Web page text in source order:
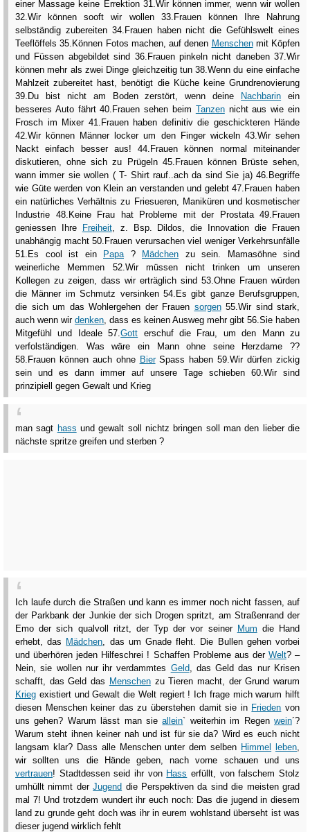
einer Massage keine Errektion 31.Wir können immer, wenn wir wollen
32.Wir können sooft wir wollen 33.Frauen können Ihre Nahrung
selbständig zubereiten 34.Frauen haben nicht die Gefühlswelt eines
Teeflöffels 35.Können Fotos machen, auf denen Menschenmit Köpfen
und Füssen abgebildet sind 36.Frauen pinkeln nicht daneben 37.Wir
können mehr als zwei Dinge gleichzeitig tun 38.Wenn du eine einfache
Mahlzeit zubereitet hast, benötigt die Küche keine Grundrenovierung
39.Du bist nicht am Boden zerstört, wenn deine
Nachbarin ein
besseres Auto fährt 40.Frauen sehen beim Tanzennicht aus wie ein
Frosch im Mixer 41.Frauen haben definitiv die geschickteren Hände
42.Wir können Männer locker um den Finger wickeln 43.Wir sehen
Nackt einfach besser aus! 44.Frauen können normal miteinander
diskutieren, ohne sich zu Prügeln 45.Frauen können Brüste sehen,
wann immer sie wollen ( T- Shirt rauf..ach da sind Sie ja) 46.Begriffe
wie Güte werden von Klein an verstanden und gelebt 47.Frauen haben
ein natürliches Verhältnis zu Friesueren, Maniküren und kosmetischer
Industrie 48.Keine Frau hat Probleme mit der Prostata 49.Frauen
geniessen Ihre
Freiheit, z. Bsp. Dildos, die Innovation die Frauen
unabhängig macht 50.Frauen verursachen viel weniger Verkehrsunfälle
51.Es cool ist ein
Papa? Mädchen zu sein. Mamasöhne sind
weinerliche Memmen 52.Wir müssen nicht trinken um unseren
Kollegen zu zeigen, dass wir erträglich sind 53.Ohne Frauen würden
die Männer im Schmutz versinken 54.Es gibt ganze Berufsgruppen,
die sich um das Wohlergehen der Frauen sorgen55.Wir sind stark,
auch wenn wir denken, dass es keinen Ausweg mehr gibt 56.Sie haben
Mitgefühl und Ideale 57.Gott erschuf die Frau, um den Mann zu
verfolständigen. Was wäre ein Mann ohne seine Herzdame ??
58.Frauen können auch ohne BierSpass haben 59.Wir dürfen zickig
sein und es dann immer auf unsere Tage schieben 60.Wir sind
prinzipiell gegen Gewalt und Krieg
man sagt hass und gewalt soll nichtz bringen soll man den lieber die
nächste spritze greifen und sterben ?
Ich laufe durch die Straßen und kann es immer noch nicht fassen, auf
der Parkbank der Junkie der sich Drogen spritzt, am Straßenrand der
Emo der sich qualvoll ritzt, der Typ der vor seiner Mum die Hand
erhebt, das Mädchen , das um Gnade fleht. Die Bullen gehen vorbei
und überhören jeden Hilfeschrei ! Schaffen Probleme aus der Welt? –
Nein, sie wollen nur ihr verdammtes Geld, das Geld das nur Krisen
schafft, das Geld das Menschenzu Tieren macht, der Grund warum
Krieg existiert und Gewalt die Welt regiert ! Ich frage mich warum hilft
diesen Menschen keiner das zu überstehen damit sie in Frieden von
uns gehen? Warum lässt man sieallein` weiterhin im Regenwein´?
Warum steht ihnen keiner nah und ist für sie da? Wird es euch nicht
langsam klar? Dass alle Menschen unter dem selben Himmel leben
wir sollten uns die Hände geben, nach vorne schauen und uns
vertrauen! Stadtdessen seid ihr von Hass erfüllt, von falschem Stolz
umhüllt nimmt derJugend die Perspektiven da sind die meisten grad
mal 7! Und trotzdem wundert ihr euch noch: Das die jugend in diesem
land zu grunde geht doch was ihr in eurem wohlstand überseht ist was
dieser jugend wirklich fehlt